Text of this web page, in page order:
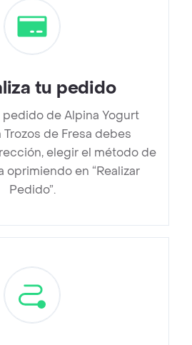
tu pedido
pedido de Alpina Yogurt
de Fresa debes
elegir el método de
oprimiendo en “Realizar
Pedido”.